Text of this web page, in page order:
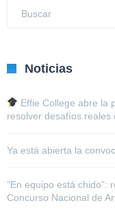
Noticias
Effie College abre la
resolver desafíos reales
Ya está abierta la
“En equipo está chido”:
Concurso Nacional de